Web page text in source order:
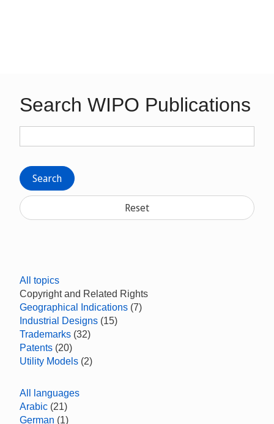
Search WIPO Publications
Search
Reset
All topics
Copyright and Related Rights
Geographical Indications (7)
Industrial Designs (15)
Trademarks (32)
Patents (20)
Utility Models (2)
All languages
Arabic (21)
German (1)